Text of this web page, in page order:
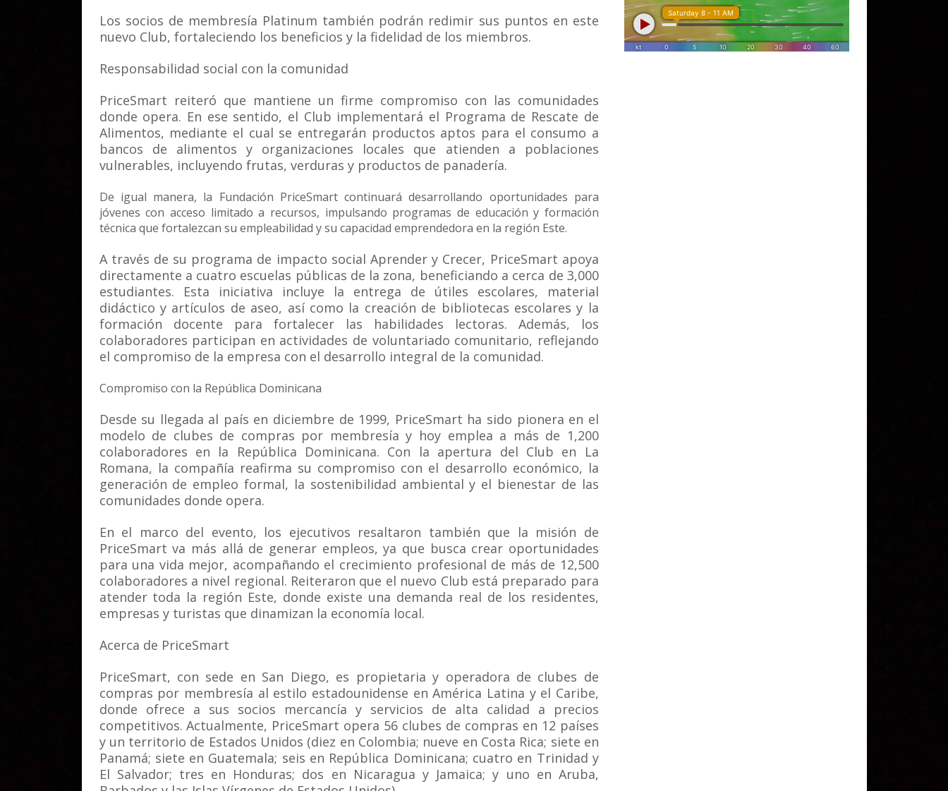
Los socios de membresía Platinum también podrán redimir sus puntos en este
nuevo Club, fortaleciendo los beneficios y la fidelidad de los miembros.
Responsabilidad social con la comunidad
PriceSmart reiteró que mantiene un firme compromiso con las comunidades
donde opera. En ese sentido, el Club implementará el Programa de Rescate de
Alimentos, mediante el cual se entregarán productos aptos para el consumo a
bancos de alimentos y organizaciones locales que atienden a poblaciones
vulnerables, incluyendo frutas, verduras y productos de panadería.
De igual manera, la Fundación PriceSmart continuará desarrollando oportunidades para
jóvenes con acceso limitado a recursos, impulsando programas de educación y formación
técnica que fortalezcan su empleabilidad y su capacidad emprendedora en la región Este.
A través de su programa de impacto social Aprender y Crecer, PriceSmart apoya
directamente a cuatro escuelas públicas de la zona, beneficiando a cerca de 3,000
estudiantes. Esta iniciativa incluye la entrega de útiles escolares, material
didáctico y artículos de aseo, así como la creación de bibliotecas escolares y la
formación docente para fortalecer las habilidades lectoras. Además, los
colaboradores participan en actividades de voluntariado comunitario, reflejando
el compromiso de la empresa con el desarrollo integral de la comunidad.
Compromiso con la República Dominicana
Desde su llegada al país en diciembre de 1999, PriceSmart ha sido pionera en el
modelo de clubes de compras por membresía y hoy emplea a más de 1,200
colaboradores en la República Dominicana. Con la apertura del Club en La
Romana, la compañía reafirma su compromiso con el desarrollo económico, la
generación de empleo formal, la sostenibilidad ambiental y el bienestar de las
comunidades donde opera.
En el marco del evento, los ejecutivos resaltaron también que la misión de
PriceSmart va más allá de generar empleos, ya que busca crear oportunidades
para una vida mejor, acompañando el crecimiento profesional de más de 12,500
colaboradores a nivel regional. Reiteraron que el nuevo Club está preparado para
atender toda la región Este, donde existe una demanda real de los residentes,
empresas y turistas que dinamizan la economía local.
Acerca de PriceSmart
PriceSmart, con sede en San Diego, es propietaria y operadora de clubes de
compras por membresía al estilo estadounidense en América Latina y el Caribe,
donde ofrece a sus socios mercancía y servicios de alta calidad a precios
competitivos. Actualmente, PriceSmart opera 56 clubes de compras en 12 países
y un territorio de Estados Unidos (diez en Colombia; nueve en Costa Rica; siete en
Panamá; siete en Guatemala; seis en República Dominicana; cuatro en Trinidad y
El Salvador; tres en Honduras; dos en Nicaragua y Jamaica; y uno en Aruba,